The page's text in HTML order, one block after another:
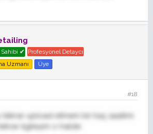
Sahibi ✔ Profesyonel Detaycı
Uzmanı
Üye
#18
tekrar upload etmem bir kaç saatimi
ilgileyim o halde.